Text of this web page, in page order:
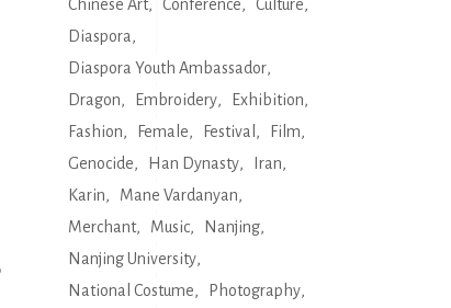
Chinese Art
Conference
Culture
Diaspora
Diaspora Youth Ambassador
Dragon
Embroidery
Exhibition
Fashion
Female Festival
Film
Genocide
Han Dynasty
Iran
Karin
Mane Vardanyan
Merchant
Music
Nanjing
Nanjing University
National Costume
Photography